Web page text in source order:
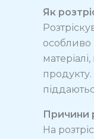
Як
особливо
Причини
На